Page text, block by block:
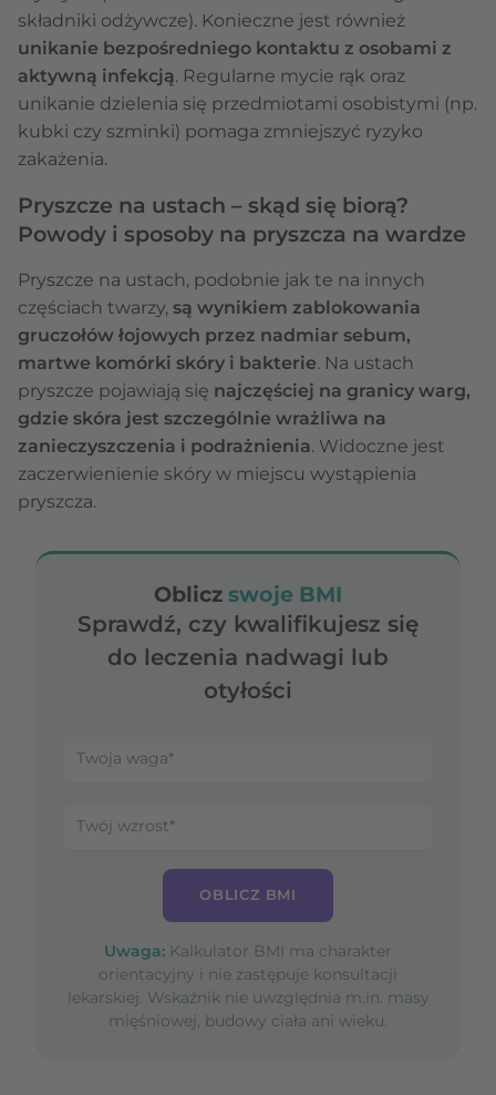
składniki odżywcze). Konieczne jest również
unikanie bezpośredniego kontaktu z osobami z
aktywną infekcją. Regularne mycie rąk oraz
unikanie dzielenia się przedmiotami osobistymi (np.
kubki czy szminki) pomaga zmniejszyć ryzyko
zakażenia.
Pryszcze na ustach – skąd się biorą?
Powody i sposoby na pryszcza na wardze
Pryszcze na ustach, podobnie jak te na innych
częściach twarzy, są wynikiem zablokowania
gruczołów łojowych przez nadmiar sebum,
martwe komórki skóry i bakterie. Na ustach
pryszcze pojawiają się najczęściej na granicy warg,
gdzie skóra jest szczególnie wrażliwa na
zanieczyszczenia i podrażnienia. Widoczne jest
zaczerwienienie skóry w miejscu wystąpienia
pryszcza.
Oblicz swoje BMI
Sprawdź, czy kwalifikujesz się
do leczenia nadwagi lub
otyłości
OBLICZ BMI
Uwaga: Kalkulator BMI ma charakter
orientacyjny i nie zastępuje konsultacji
lekarskiej. Wskaźnik nie uwzględnia m.in. masy
mięśniowej, budowy ciała ani wieku.